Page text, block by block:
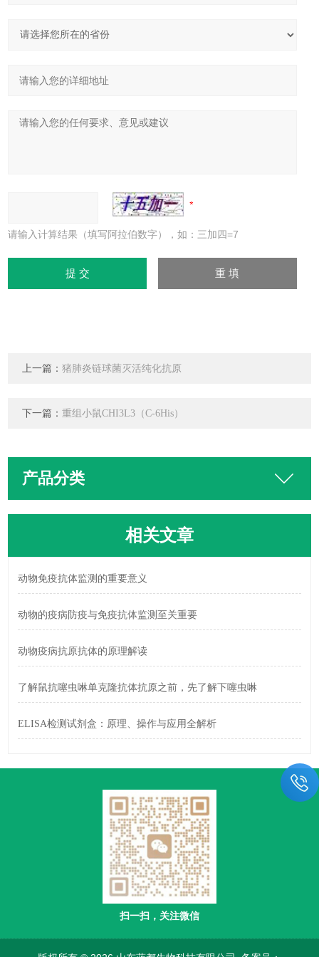
请输入计算结果（填写阿拉伯数字），如：三加四=7
上一篇：猪肺炎链球菌灭活纯化抗原
下一篇：重组小鼠CHI3L3（C-6His）
产品分类
相关文章
动物免疫抗体监测的重要意义
动物的疫病防疫与免疫抗体监测至关重要
动物疫病抗原抗体的原理解读
了解鼠抗噻虫啉单克隆抗体抗原之前，先了解下噻虫啉
ELISA检测试剂盒：原理、操作与应用全解析
扫一扫，关注微信